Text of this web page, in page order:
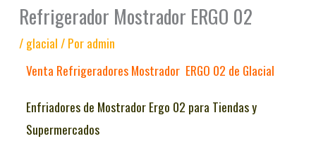
Refrigerador Mostrador ERGO 02
/glacial/ Poradmin
Venta Refrigeradores Mostrador ERGO 02 de Glacial
Enfriadores de Mostrador Ergo 02 para Tiendas y
Supermercados